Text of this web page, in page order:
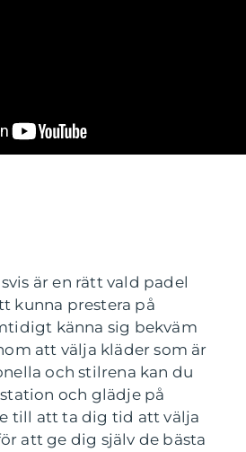
är en rätt vald padel
kunna prestera på
känna sig bekväm
att välja kläder som är
och stilrena kan du
och glädje på
till att ta dig tid att välja
att ge dig själv de bästa